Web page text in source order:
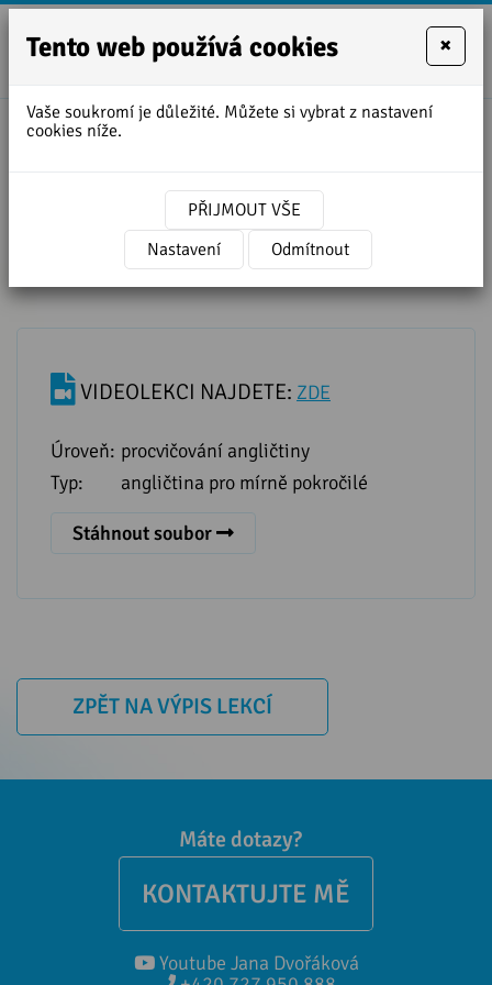
950
YESTERDAY - The Beatles
VIDEOLEKCI NAJDETE: ZDE
Úroveň: procvičování angličtiny
Typ:
angličtina pro mírně pokročilé
Stáhnout soubor
ZPĚT NA VÝPIS LEKCÍ
Máte dotazy?
KONTAKTUJTE MĚ
Youtube Jana Dvořáková
Tento web používá cookies ×
Vaše soukromí je důležité. Můžete si vybrat z nastavení
cookies níže.
PŘIJMOUT VŠE
Nastavení
Odmítnout